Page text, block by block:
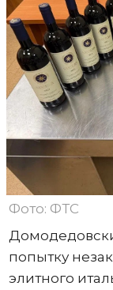
Фото: ФТС
попытку
элитного